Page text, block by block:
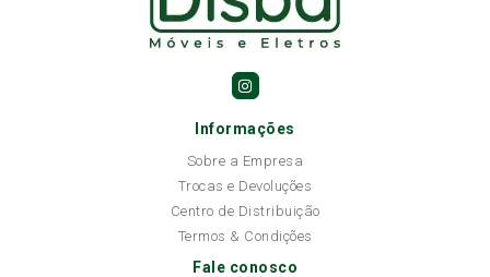
Informações
Sobre a Empresa
Trocas e Devoluções
Centro de Distribuição
Termos & Condições
Fale conosco